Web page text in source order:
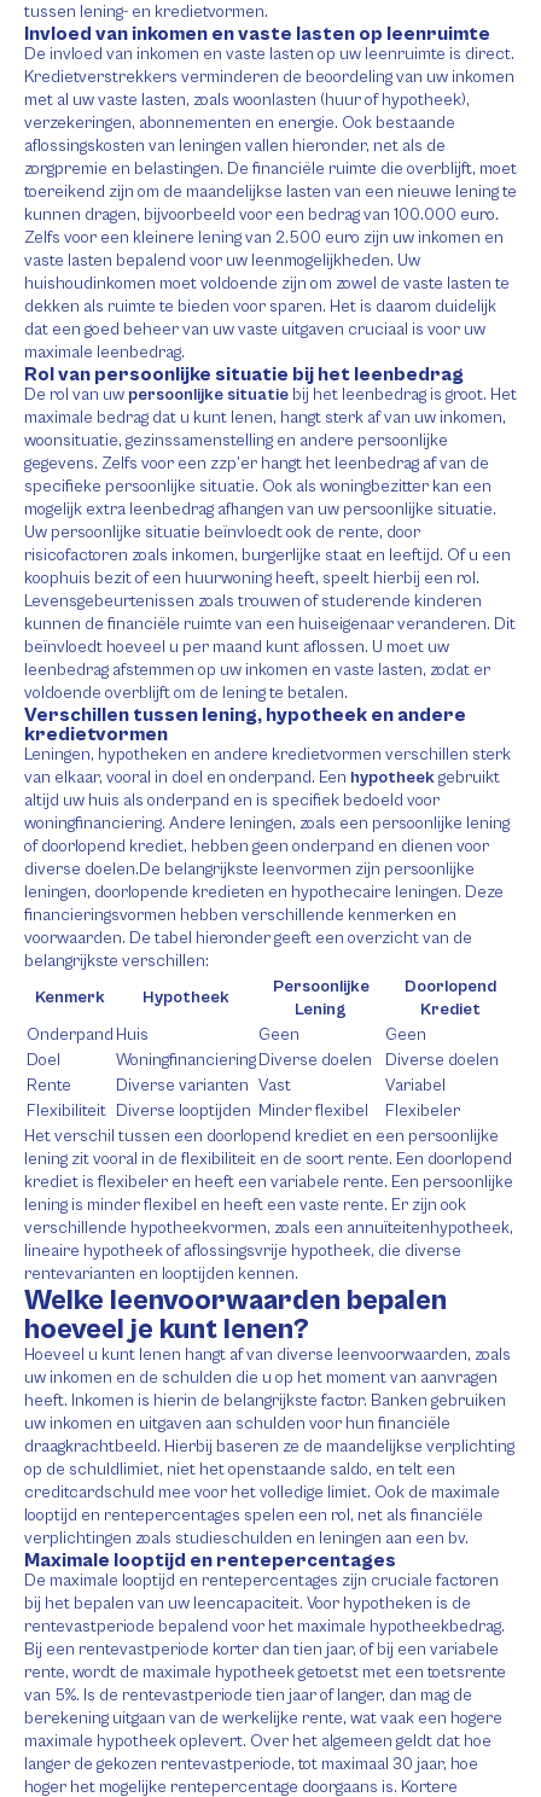
tussen lening- en kredietvormen.
Invloed van inkomen en vaste lasten op leenruimte
De invloed van inkomen en vaste lasten op uw leenruimte is direct.
Kredietverstrekkers verminderen de beoordeling van uw inkomen
met al uw vaste lasten, zoals woonlasten (huur of hypotheek),
verzekeringen, abonnementen en energie. Ook bestaande
aflossingskosten van leningen vallen hieronder, net als de
zorgpremie en belastingen. De financiële ruimte die overblijft, moet
toereikend zijn om de maandelijkse lasten van een nieuwe lening te
kunnen dragen, bijvoorbeeld voor een bedrag van 100.000 euro.
Zelfs voor een kleinere lening van 2.500 euro zijn uw inkomen en
vaste lasten bepalend voor uw leenmogelijkheden. Uw
huishoudinkomen moet voldoende zijn om zowel de vaste lasten te
dekken als ruimte te bieden voor sparen. Het is daarom duidelijk
dat een goed beheer van uw vaste uitgaven cruciaal is voor uw
maximale leenbedrag.
Rol van persoonlijke situatie bij het leenbedrag
De rol van uw persoonlijke situatie bij het leenbedrag is groot. Het
maximale bedrag dat u kunt lenen, hangt sterk af van uw inkomen,
woonsituatie, gezinssamenstelling en andere persoonlijke
gegevens. Zelfs voor een zzp’er hangt het leenbedrag af van de
specifieke persoonlijke situatie. Ook als woningbezitter kan een
mogelijk extra leenbedrag afhangen van uw persoonlijke situatie.
Uw persoonlijke situatie beïnvloedt ook de rente, door
risicofactoren zoals inkomen, burgerlijke staat en leeftijd. Of u een
koophuis bezit of een huurwoning heeft, speelt hierbij een rol.
Levensgebeurtenissen zoals trouwen of studerende kinderen
kunnen de financiële ruimte van een huiseigenaar veranderen. Dit
beïnvloedt hoeveel u per maand kunt aflossen. U moet uw
leenbedrag afstemmen op uw inkomen en vaste lasten, zodat er
voldoende overblijft om de lening te betalen.
Verschillen tussen lening, hypotheek en andere
kredietvormen
Leningen, hypotheken en andere kredietvormen verschillen sterk
van elkaar, vooral in doel en onderpand. Een hypotheekgebruikt
altijd uw huis als onderpand en is specifiek bedoeld voor
woningfinanciering. Andere leningen, zoals een persoonlijke lening
of doorlopend krediet, hebben geen onderpand en dienen voor
diverse doelen.De belangrijkste leenvormen zijn persoonlijke
leningen, doorlopende kredieten en hypothecaire leningen. Deze
financieringsvormen hebben verschillende kenmerken en
voorwaarden. De tabel hieronder geeft een overzicht van de
belangrijkste verschillen:
Kenmerk
Hypotheek
Persoonlijke
Lening
Doorlopend
Krediet
Onderpand Huis Geen
Geen
Doel
WoningfinancieringDiverse doelen
Diverse doelen
Rente
Diverse varianten Vast
Variabel
Flexibiliteit Diverse looptijden Minder flexibel
Flexibeler
Het verschil tussen een doorlopend krediet en een persoonlijke
lening zit vooral in de flexibiliteit en de soort rente. Een doorlopend
krediet is flexibeler en heeft een variabele rente. Een persoonlijke
lening is minder flexibel en heeft een vaste rente. Er zijn ook
verschillende hypotheekvormen, zoals een annuïteitenhypotheek,
lineaire hypotheek of aflossingsvrije hypotheek, die diverse
rentevarianten en looptijden kennen.
Welke leenvoorwaarden bepalen
hoeveel je kunt lenen?
Hoeveel u kunt lenen hangt af van diverse leenvoorwaarden, zoals
uw inkomen en de schulden die u op het moment van aanvragen
heeft. Inkomen is hierin de belangrijkste factor. Banken gebruiken
uw inkomen en uitgaven aan schulden voor hun financiële
draagkrachtbeeld. Hierbij baseren ze de maandelijkse verplichting
op de schuldlimiet, niet het openstaande saldo, en telt een
creditcardschuld mee voor het volledige limiet. Ook de maximale
looptijd en rentepercentages spelen een rol, net als financiële
verplichtingen zoals studieschulden en leningen aan een bv.
Maximale looptijd en rentepercentages
De maximale looptijd en rentepercentages zijn cruciale factoren
bij het bepalen van uw leencapaciteit. Voor hypotheken is de
rentevastperiode bepalend voor het maximale hypotheekbedrag.
Bij een rentevastperiode korter dan tien jaar, of bij een variabele
rente, wordt de maximale hypotheek getoetst met een toetsrente
van 5%. Is de rentevastperiode tien jaar of langer, dan mag de
berekening uitgaan van de werkelijke rente, wat vaak een hogere
maximale hypotheek oplevert. Over het algemeen geldt dat hoe
langer de gekozen rentevastperiode, tot maximaal 30 jaar, hoe
hoger het mogelijke rentepercentage doorgaans is. Kortere